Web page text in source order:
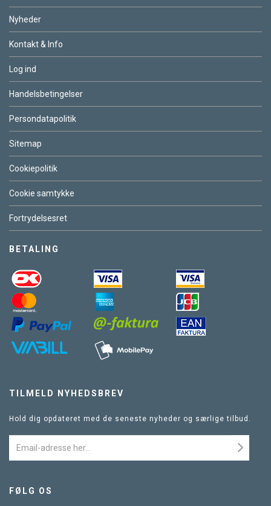
Nyheder
Kontakt & Info
Log ind
Handelsbetingelser
Persondatapolitik
Sitemap
Cookiepolitik
Cookie samtykke
Fortrydelsesret
BETALING
TILMELD NYHEDSBREV
Hold dig opdateret med de seneste nyheder og særlige tilbud.
FØLG OS